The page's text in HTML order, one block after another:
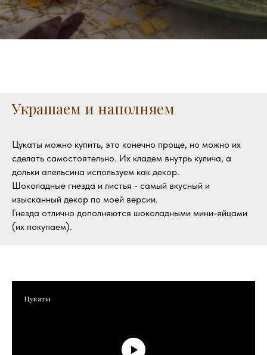
Украшаем и наполняем
Цукаты можно купить, это конечно проще, но можно их
сделать самостоятельно. Их кладем внутрь кулича, а
дольки апельсина используем как декор.
Шоколадные гнезда и листья - самый вкусный и
изысканный декор по моей версии.
Гнезда отлично дополняются шоколадными мини-яйцами
(их покупаем).
Цукаты